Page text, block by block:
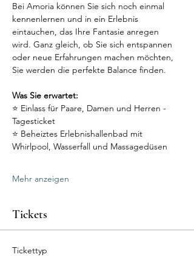
Bei Amoria können Sie sich noch einmal
kennenlernen und in ein Erlebnis
eintauchen, das Ihre Fantasie anregen
wird. Ganz gleich, ob Sie sich entspannen
oder neue Erfahrungen machen möchten,
Sie werden die perfekte Balance finden.
Was Sie erwartet:
⭐ Einlass für Paare, Damen und Herren -
Tagesticket
⭐ Beheiztes Erlebnishallenbad mit
Whirlpool, Wasserfall und Massagedüsen
Mehr anzeigen
Tickets
Tickettyp